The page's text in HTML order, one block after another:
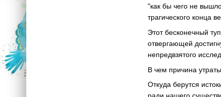
"как бы чего не
трагического конца
Этот бесконечный
отвергающей
непредвзятого
В чем причина
Откуда берутся